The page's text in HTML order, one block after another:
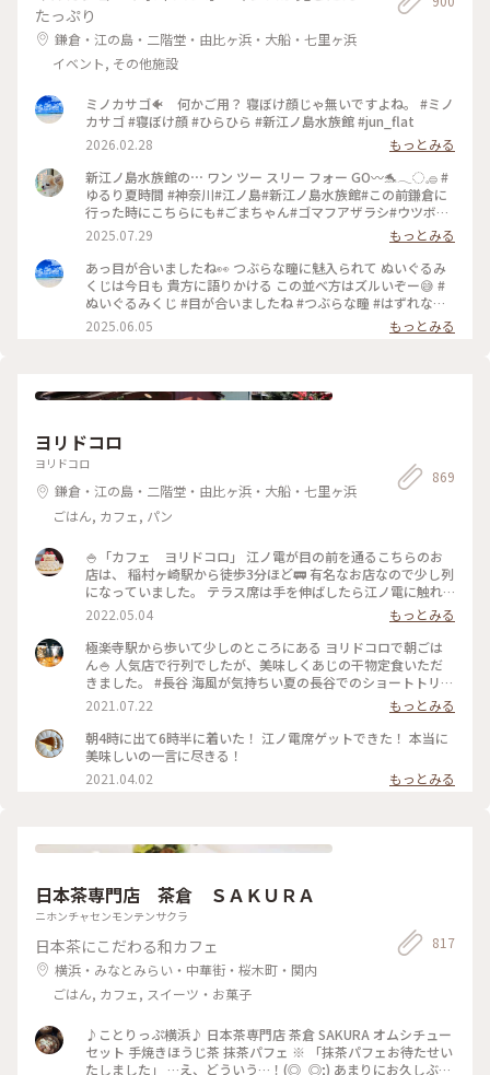
たっぷり
鎌倉・江の島・二階堂・由比ヶ浜・大船・七里ヶ浜
イベント, その他施設
ミノカサゴ🐠 何かご用？ 寝ぼけ顔じゃ無いですよね。 #ミノ
カサゴ #寝ぼけ顔 #ひらひら #新江ノ島水族館 #jun_flat
2026.02.28
もっとみる
新江ノ島水族館の⋯ ワン ツー スリー フォー GO〰️🐬𓂃◌𓈒𓐍 #
ゆるり夏時間 #神奈川#江ノ島#新江ノ島水族館#この前鎌倉に
行った時にこちらにも#ごまちゃん#ゴマフアザラシ#ウツボ#
お気に入りの3匹でピョンピョンしてる子たち#海岸バックで泳
ぐクラゲたち#イルカショー#シーキャンドルが見える✨️
2025.07.29
もっとみる
あっ目が合いましたね👀 つぶらな瞳に魅入られて ぬいぐるみ
くじは今日も 貴方に語りかける この並べ方はズルいぞー😅 #
ぬいぐるみくじ #目が合いましたね #つぶらな瞳 #はずれなし
#新江ノ島水族館 #jun_flut
2025.06.05 もっとみる
ヨリドコロ
ヨリドコロ
鎌倉・江の島・二階堂・由比ヶ浜・大船・七里ヶ浜
ごはん, カフェ, パン
869
🍚「カフェ ヨリドコロ」 江ノ電が目の前を通るこちらのお
店は、 稲村ヶ崎駅から徒歩3分ほど🚃 有名なお店なので少し列
になっていました。 テラス席は手を伸ばしたら江ノ電に触れ
そうなくらい近い..! ・ ご飯はしらす丼と卵かけご飯を注文。
卵かけご飯は自力で泡立てる方式。 体に良さそうなメニュー
でホッと一息、、 と思ったら、江ノ電が通過するのでずっと
アトラクション気分で楽しめました♪ #春風さんぽ #ヒーリン
グ旅 #Myことりっぷ #鎌倉 #鎌倉カフェ #江ノ電
2022.05.04
もっとみる
極楽寺駅から歩いて少しのところにある ヨリドコロで朝ごは
ん🍚 人気店で行列でしたが、美味しくあじの干物定食いただ
きました。 #長谷 海風が気持ちい夏の長谷でのショートトリッ
プにて🌊☀️ #鎌倉#長谷#極楽寺#ヨリドコロ#朝ごはん
2021.07.22
もっとみる
朝4時に出て6時半に着いた！ 江ノ電席ゲットできた！ 本当に
美味しいの一言に尽きる！
2021.04.02
もっとみる
日本茶専門店 茶倉 ＳＡＫＵＲＡ
ニホンチャセンモンテンサクラ
日本茶にこだわる和カフェ
横浜・みなとみらい・中華街・桜木町・関内
ごはん, カフェ, スイーツ・お菓子
817
♪ことりっぷ横浜♪ 日本茶専門店 茶倉 SAKURA オムシチュー
セット 手焼きほうじ茶 抹茶パフェ ※ 「抹茶パフェお待たせい
たしました」 …え、どういう…！(◎_◎;) あまりにお久しぶり